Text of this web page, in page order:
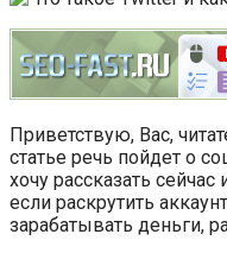
Приветствую, Вас,
статье речь пойдет о
хочу рассказать
если раскрутить
зарабатывать деньги,